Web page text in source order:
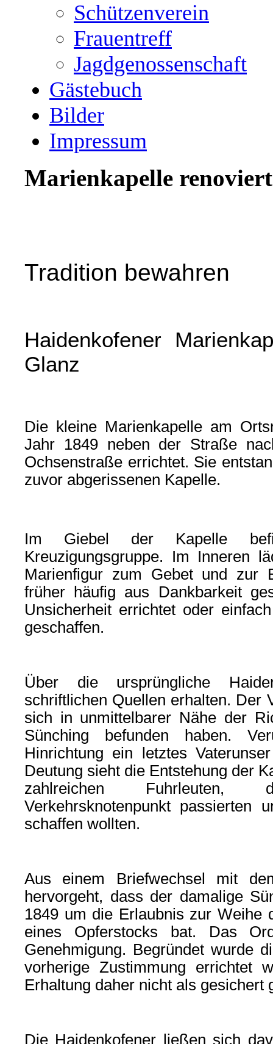
Schützenverein
Frauentreff
Jagdgenossenschaft
Gästebuch
Bilder
Impressum
Marienkapelle renoviert
Tradition bewahren
Haidenkofener
Glanz
Die kleine Marienkapelle am
Jahr 1849 neben der Straße
Ochsenstraße errichtet. Sie
zuvor abgerissenen Kapelle.
Im Giebel der Kapelle
Kreuzigungsgruppe. Im Inneren
Marienfigur zum Gebet und zur
früher häufig aus Dankbarkeit
Unsicherheit errichtet oder
geschaffen.
Über die ursprüngliche
schriftlichen Quellen erhalten. Der
sich in unmittelbarer Nähe der
Sünching befunden haben.
Hinrichtung ein letztes
Deutung sieht die Entstehung der
zahlreichen Fuhrleuten,
Verkehrsknotenpunkt passierten
schaffen wollten.
Aus einem Briefwechsel mit
hervorgeht, dass der damalige
1849 um die Erlaubnis zur Weihe
eines Opferstocks bat. Das
Genehmigung. Begründet wurde
vorherige Zustimmung errichtet
Erhaltung daher nicht als gesichert
Die Haidenkofener ließen sich